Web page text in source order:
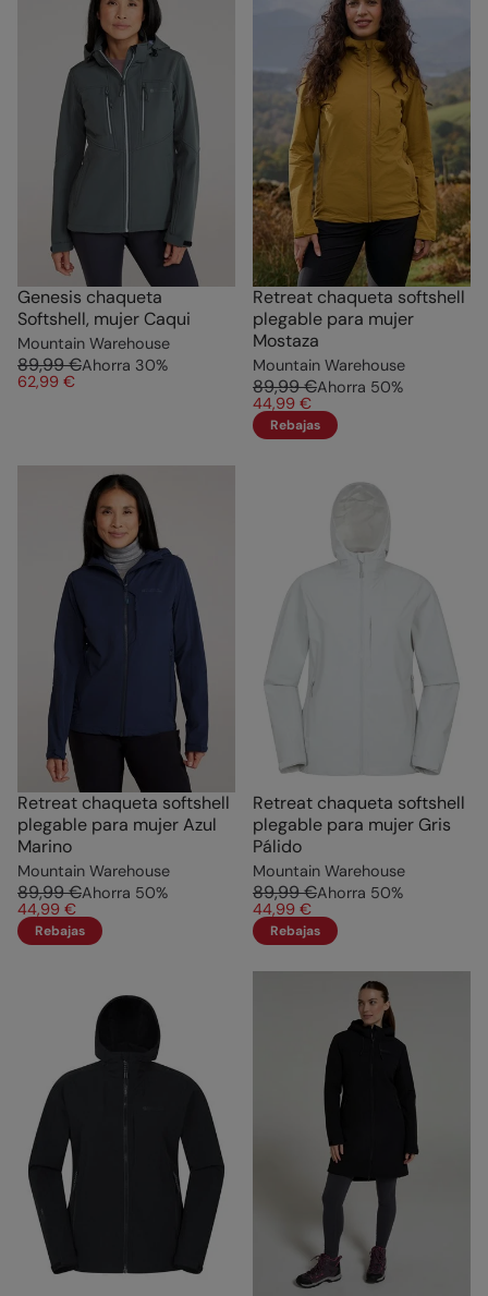
Genesis chaqueta
Softshell, mujer Caqui
Mountain Warehouse
89,99 €Ahorra 30%
62,99 €
Retreat chaqueta softshell
plegable para mujer
Mostaza
Mountain Warehouse
89,99 €Ahorra 50%
44,99 €
Rebajas
Retreat chaqueta softshell
plegable para mujer Azul
Marino
Mountain Warehouse
89,99 €Ahorra 50%
44,99 €
Rebajas
Retreat chaqueta softshell
plegable para mujer Gris
Pálido
Mountain Warehouse
89,99 €Ahorra 50%
44,99 €
Rebajas